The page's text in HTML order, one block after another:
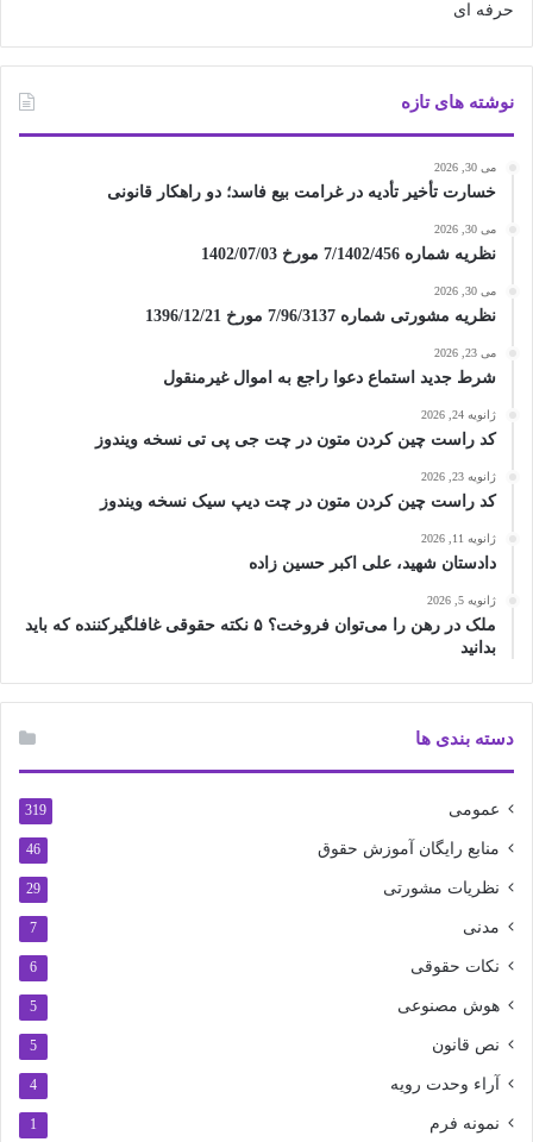
نوشته های تازه
می 30, 2026
خسارت تأخیر تأدیه در غرامت بیع فاسد؛ دو راهکار قانونی
می 30, 2026
نظریه شماره 7/1402/456 مورخ 1402/07/03
می 30, 2026
نظریه مشورتی شماره 7/96/3137 مورخ 1396/12/21
می 23, 2026
شرط جدید استماع دعوا راجع به اموال غیرمنقول
ژانویه 24, 2026
کد راست چین کردن متون در چت جی پی تی نسخه ویندوز
ژانویه 23, 2026
کد راست چین کردن متون در چت دیپ سیک نسخه ویندوز
ژانویه 11, 2026
دادستان شهید، علی اکبر حسین زاده
ژانویه 5, 2026
ملک در رهن را می‌توان فروخت؟ ۵ نکته حقوقی غافلگیرکننده که باید
بدانید
دسته بندی ها
عمومی 319
منابع رایگان آموزش حقوق 46
نظریات مشورتی 29
مدنی 7
نکات حقوقی 6
هوش مصنوعی 5
نص قانون 5
آراء وحدت رویه 4
نمونه فرم 1